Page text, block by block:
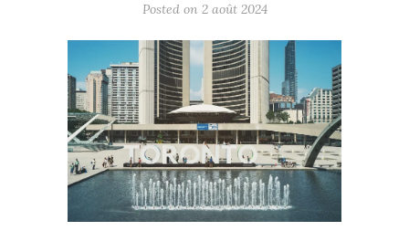
Posted on 2 août 2024